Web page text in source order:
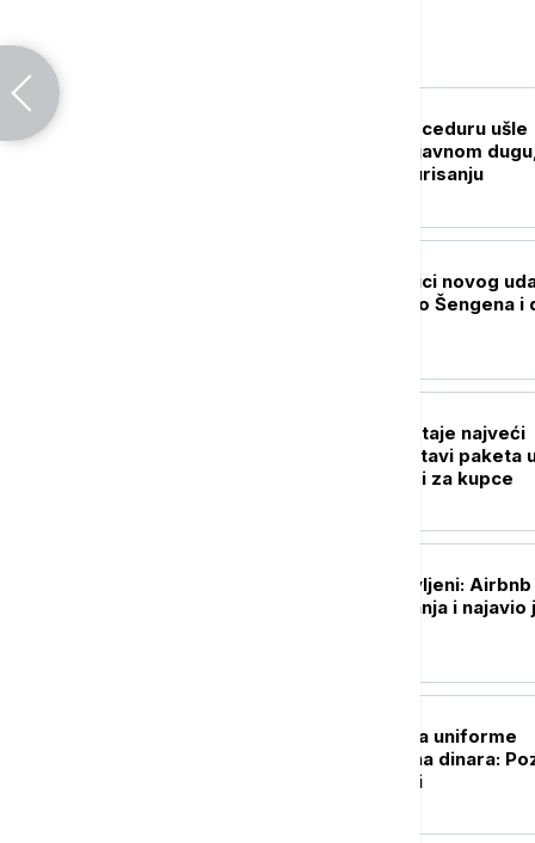
U skupštinsku proceduru ušle
izmene zakona o javnom
akcizama, e-fakturisanju
Kamiondžije na ivici novog
Brisel ćuti - pravilo Šengena i
Austrian Post postaje najveći
tržišni igrač u dostavi paketa
Srbiji? Šta to znači za kupce
Investitori oduševljeni: Airbnb
nadmašio očekivanja i najavio
Ekspo 2027 dobija uniforme
vredne 368 miliona dinara:
ko će ih dizajnirati